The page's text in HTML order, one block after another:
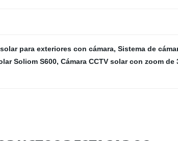
para exteriores con cámara, Sistema de
Soliom S600, Cámara CCTV solar con zoom de